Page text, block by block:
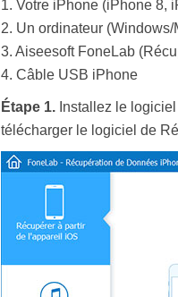
1. Votre iPhone (iPhone 8,
2. Un ordinateur
3. Aiseesoft FoneLab
4. Câble USB iPhone
Étape 1. Installez le
télécharger le logiciel de